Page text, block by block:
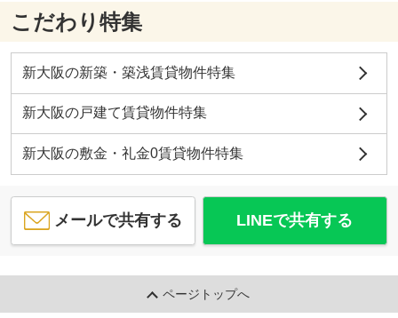
こだわり特集
新大阪の新築・築浅賃貸物件特集
新大阪の戸建て賃貸物件特集
新大阪の敷金・礼金0賃貸物件特集
メールで共有する LINEで共有する
ページトップへ